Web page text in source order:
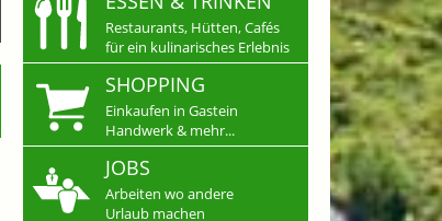
Restaurants, Hütten, Cafés
für ein kulinarisches Erlebnis
SHOPPING
Einkaufen in Gastein
Handwerk & mehr...
JOBS
Arbeiten wo andere
Urlaub machen